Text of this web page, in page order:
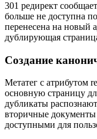
301 редирект
больше не доступна
перенесена на новый
дублирующая
Создание
Метатег с атрибутом
основную страницу
дубликаты
вторичные документы
доступными для